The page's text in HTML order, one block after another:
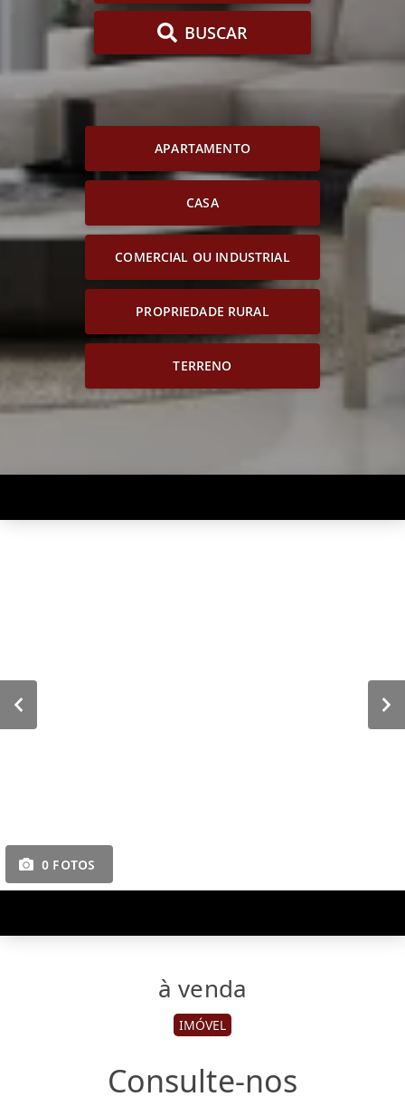
BUSCAR
APARTAMENTO
CASA
COMERCIAL OU INDUSTRIAL
PROPRIEDADE RURAL
TERRENO
0 FOTOS
à venda
IMÓVEL
Consulte-nos